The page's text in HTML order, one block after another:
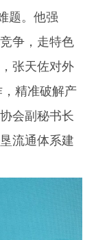
题。他强
争，走特色
张天佐对外
精准破解产
会副秘书长
流通体系建